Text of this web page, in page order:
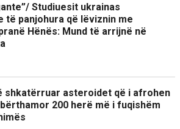
Studiuesit ukrainas
të panjohura që lëviznin me
Hënës: Mund të arrijnë në
shkatërruar asteroidet që i afrohen
200 herë më i fuqishëm